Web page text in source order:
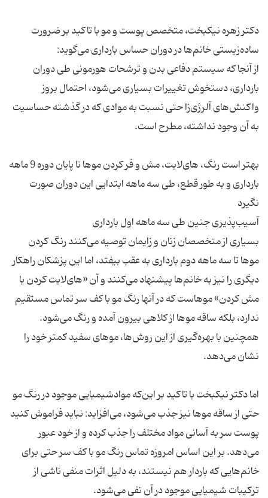
دکتر زهره نیکبخت، متخصص پوست و مو با تاکید بر ضرورت
از آنجا که سیستم دفاعی بدن و ترشحات هورمونی طی دوران
بارداری، دستخوش تغییرات بسیاری می‌شود، احتمال بروز
واکنش‌های آلرژی‌زا حتی نسبت به موادی که در گذشته حساسیت
بهتر است رنگ، های‌لایت، مش و فر کردن موها تا پایان دوره 9 ماهه
بارداری و به طور قطع، ‌طی سه ماهه ابتدایی این دوران صورت
بسیاری از متخصصان زنان و زایمان توصیه می‌کنند رنگ کردن
موها تا سه ماهه دوم بارداری به عقب بیفتد، اما این پزشکان راهکار
دیگری را نیز به خانم‌ها پیشنهاد می‌کنند و آن «های‌لایت کردن یا
مش کردن» موهاست که در آنها رنگ مو با کف سر تماس مستقیم
ندارد، بلکه ساقه موها از کلاهی بیرون آمده و رنگ می‌شود.
همچنین با بهره‌گیری از این روش‌ها، موهای سفید کمتر خود را
اما دکتر نیکبخت با تاکید بر این‌که موادشیمیایی موجود در رنگ مو
حتی از ساقه موها نیز جذب می‌شود، می‌افزاید: نباید فراموش کنید
پوست سر به آسانی مواد مختلف را جذب کرده و از خود عبور
می‌دهد. بر این اساس امروزه تماس رنگ مو با کف سر حتی برای
خانم‌هایی که باردار هم نیستند، به دلیل اثرات منفی ناشی از